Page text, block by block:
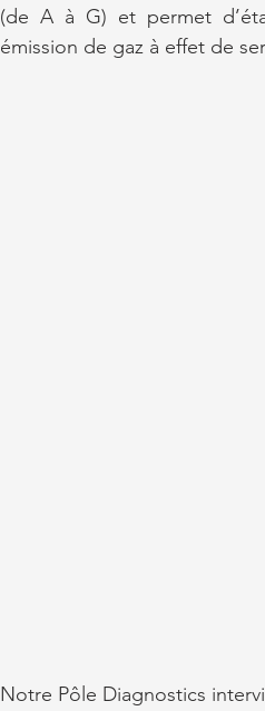
(de A à G) et permet
émission de gaz à effet de
Notre Pôle Diagnostics